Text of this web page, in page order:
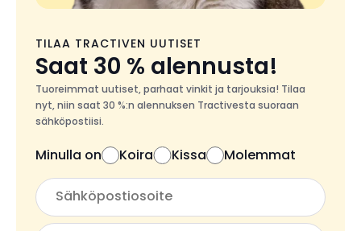
TILAA TRACTIVEN UUTISET
Saat 30 % alennusta!
Tuoreimmat uutiset, parhaat vinkit ja tarjouksia! Tilaa
nyt, niin saat 30 %:n alennuksen Tractivesta suoraan
sähköpostiisi.
Minulla on Koira Kissa Molemmat